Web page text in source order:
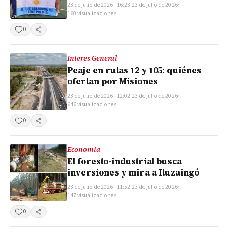
23 de julio de 2026 · 16:23·23 de julio de 2026·
160 visualizaciones
0
Compartir
Interes General
Peaje en rutas 12 y 105: quiénes
ofertan por Misiones
23 de julio de 2026 · 12:02·23 de julio de 2026·
646 visualizaciones
0
Compartir
Economia
El foresto-industrial busca
inversiones y mira a Ituzaingó
23 de julio de 2026 · 11:52·23 de julio de 2026·
147 visualizaciones
0
Compartir